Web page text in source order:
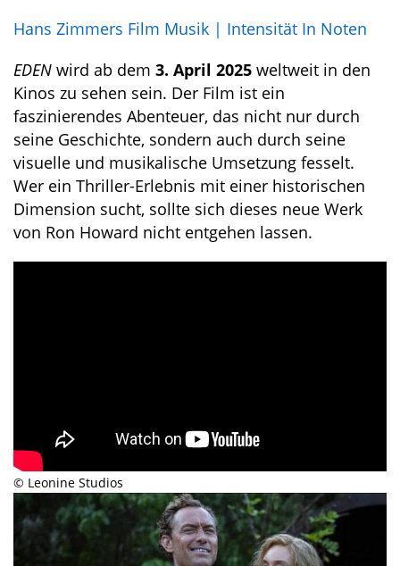
Hans Zimmers Film Musik | Intensität In Noten
EDEN wird ab dem 3. April 2025 weltweit in den
Kinos zu sehen sein. Der Film ist ein
faszinierendes Abenteuer, das nicht nur durch
seine Geschichte, sondern auch durch seine
visuelle und musikalische Umsetzung fesselt.
Wer ein Thriller-Erlebnis mit einer historischen
Dimension sucht, sollte sich dieses neue Werk
von Ron Howard nicht entgehen lassen.
© Leonine Studios